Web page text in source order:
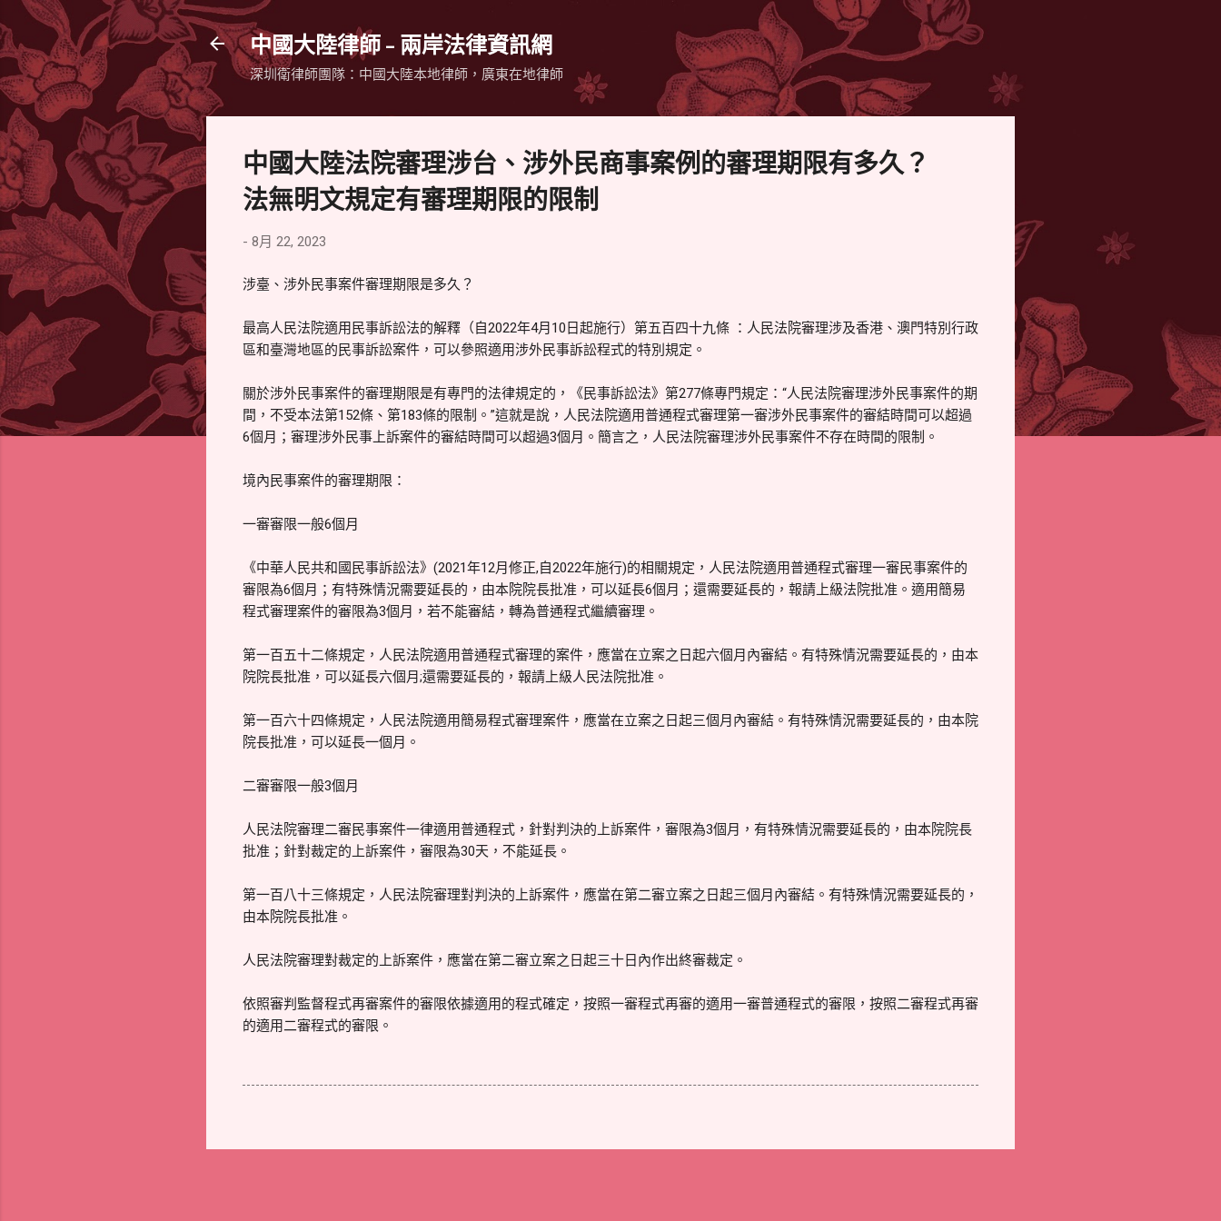
中國大陸律師 - 兩岸法律資訊網
深圳衛律師團隊：中國大陸本地律師，廣東在地律師
中國大陸法院審理涉台、涉外民商事案例的審理期限有多久？
法無明文規定有審理期限的限制
- 8月 22, 2023
涉臺、涉外民事案件審理期限是多久？
最高人民法院適用民事訴訟法的解釋（自2022年4月10日起施行）第五百四十九條 ：人民法院審理涉及香港、澳門特別行政
區和臺灣地區的民事訴訟案件，可以參照適用涉外民事訴訟程式的特別規定。
關於涉外民事案件的審理期限是有專門的法律規定的，《民事訴訟法》第277條專門規定：“人民法院審理涉外民事案件的期
間，不受本法第152條、第183條的限制。”這就是說，人民法院適用普通程式審理第一審涉外民事案件的審結時間可以超過
6個月；審理涉外民事上訴案件的審結時間可以超過3個月。簡言之，人民法院審理涉外民事案件不存在時間的限制。
境內民事案件的審理期限：
一審審限一般6個月
《中華人民共和國民事訴訟法》(2021年12月修正,自2022年施行)的相關規定，人民法院適用普通程式審理一審民事案件的
審限為6個月；有特殊情況需要延長的，由本院院長批准，可以延長6個月；還需要延長的，報請上級法院批准。適用簡易
程式審理案件的審限為3個月，若不能審結，轉為普通程式繼續審理。
第一百五十二條規定，人民法院適用普通程式審理的案件，應當在立案之日起六個月內審結。有特殊情況需要延長的，由本
院院長批准，可以延長六個月;還需要延長的，報請上級人民法院批准。
第一百六十四條規定，人民法院適用簡易程式審理案件，應當在立案之日起三個月內審結。有特殊情況需要延長的，由本院
院長批准，可以延長一個月。
二審審限一般3個月
人民法院審理二審民事案件一律適用普通程式，針對判決的上訴案件，審限為3個月，有特殊情況需要延長的，由本院院長
批准；針對裁定的上訴案件，審限為30天，不能延長。
第一百八十三條規定，人民法院審理對判決的上訴案件，應當在第二審立案之日起三個月內審結。有特殊情況需要延長的，
由本院院長批准。
人民法院審理對裁定的上訴案件，應當在第二審立案之日起三十日內作出終審裁定。
依照審判監督程式再審案件的審限依據適用的程式確定，按照一審程式再審的適用一審普通程式的審限，按照二審程式再審
的適用二審程式的審限。